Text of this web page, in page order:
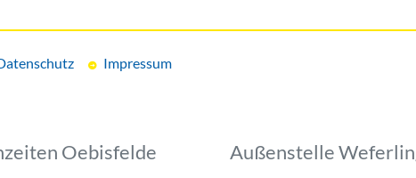
Impressum
Oebisfelde Außenstelle